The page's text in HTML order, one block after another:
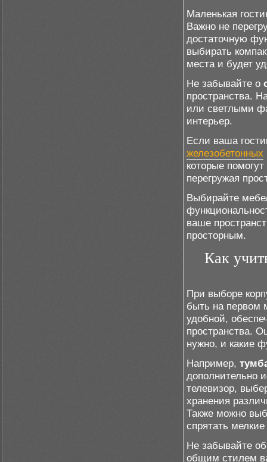
Маленькая
Важно не
достаточную
выбирать
места и будет
Не забывайте о
пространства.
или светлыми
интерьер.
Если ваша
железобетонных
которые
перегружая
Выбирайте
ваше
просторным.
Как
При выборе
быть на первом
удобной,
пространства.
нужно, и какие
Например,
дополнительно
телевизор,
хранения
Также можно
спрятать
Не забывайте
общим стилем